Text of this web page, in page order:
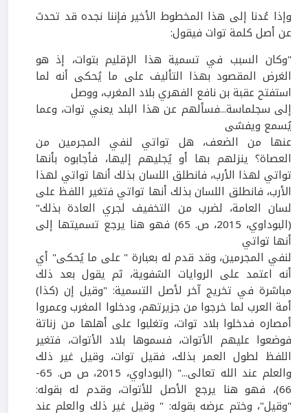
وإذا عُدنا إلى هذا المخطوط الأخير فإننا نجده قد تحدث
عن أصل كلمة توات فيقول:
"وكان السبب في تسمية هذا الإقليم بتوات، إذ هو
الغرض المقصود بهذا التأليف على ما يُحكى أنه لما
استفتح عقبة بن نافع الفهري بلاد المغرب، ووصل
إلى سجلماسة...فسألهم عن هذا البلد يعني توات، وعما
يُسمع ويفشى
عنها من الضعف، هل تواتي لنفي المجرمين من
العصاة؟ ينزلهم بها أو يُجليهم إليها، فأجابوه بأنها
تواتي لهذا الأرب، فانطلق اللسان بذلك أنها تواتي لهذا
الأرب، فانطلق اللسان بذلك أنها تواتي فتغير اللفظ على
لسان العامة، لضرب من التخفيف لجري العادة بذلك"
(البوداوي، 2015، ص. 65
) فهو هنا يرجع تسميتها إلى
أنها تواتي
لنفي المجرمين، وقد قدم له بعبارة " على ما يُحكى" أي
أنه اعتمد على الروايات الشفوية، ثم يقول بعد ذلك
مباشرة في تخريج آخر لأصل التسمية: "وقيل إن (كذا)
أمة العرب لما خرجوا من جزيرتهم، ودخلوا المغرب وعمروا
أمصاره فدخلوا بلاد توات، وتغلبوا على أهلها من زناتة
فوضعوا عليهم الأتوات، فسموها بلاد الأتوات، فتغير
اللفظ لطول العمر بذلك، فقيل توات، وقيل غير ذلك
والعلم عند الله تعالى..." (البوداوي، 2015، ص ص. 65
-
66)، فهو هنا يرجع الأصل للأتوات، وقدم له بقوله:
"وقيل"، وختم عرضه بقوله: " وقيل غير ذلك والعلم عند